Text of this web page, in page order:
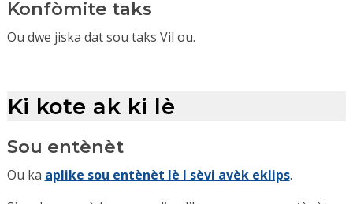
Konfòmite taks
Ou dwe jiska dat sou taks Vil ou.
Ki kote ak ki lè
Sou entènèt
Ou ka aplike sou entènèt lè l sèvi avèk eklips.